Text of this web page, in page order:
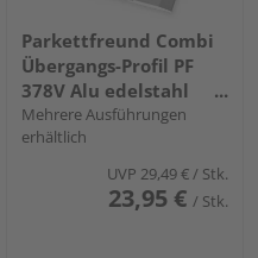
Parkettfreund Combi
Übergangs-Profil PF
378V Alu edelstahl
eloxiert
Mehrere Ausführungen
erhältlich
UVP 29,49 €/ Stk.
23,95 € / Stk.